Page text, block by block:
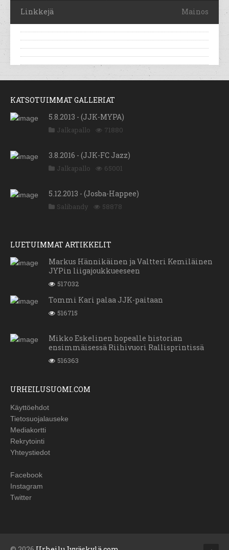
Linkkejä Mainos
KATSOTUIMMAT GALLERIAT
5.8.2013 - (JJK-MYPA)
Jalkapallo 71880
3.8.2016 - (JJK-FC Jazz)
Jalkapallo 65001
5.12.2013 - (Josba-Happee)
Salibandy 58878
LUETUIMMAT ARTIKKELIT
Markus Hännikäinen ja Valtteri Kemiläinen
JYPin liigajoukkueeseen
517032
Tommi Kari palaa JJK-paitaan
516715
Mikko Eskelinen hopealle historian
ensimmäisessä Riihivuori Rallisprintissä
516363
URHEILUSUOMI.COM
Käyttöehdot
Tietosuojalauseke
Mediakortti
Rekrytointi
Yhteystiedot
Facebook
Instagram
Twitter